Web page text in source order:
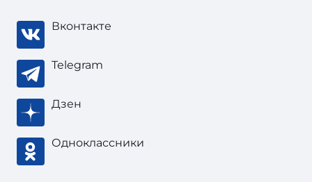
Вконтакте
Telegram
Дзен
Одноклассники